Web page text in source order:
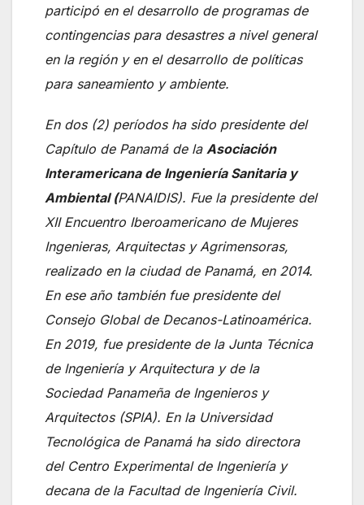
participó en el desarrollo de programas de
contingencias para desastres a nivel general
en la región y en el desarrollo de políticas
para saneamiento y ambiente.
En dos (2) períodos ha sido presidente del
Capítulo de Panamá de la Asociación
Interamericana de Ingeniería Sanitaria y
Ambiental (PANAIDIS). Fue la presidente del
XII Encuentro Iberoamericano de Mujeres
Ingenieras, Arquitectas y Agrimensoras,
realizado en la ciudad de Panamá, en 2014.
En ese año también fue presidente del
Consejo Global de Decanos-Latinoamérica.
En 2019, fue presidente de la Junta Técnica
de Ingeniería y Arquitectura y de la
Sociedad Panameña de Ingenieros y
Arquitectos (SPIA). En la Universidad
Tecnológica de Panamá ha sido directora
del Centro Experimental de Ingeniería y
decana de la Facultad de Ingeniería Civil.